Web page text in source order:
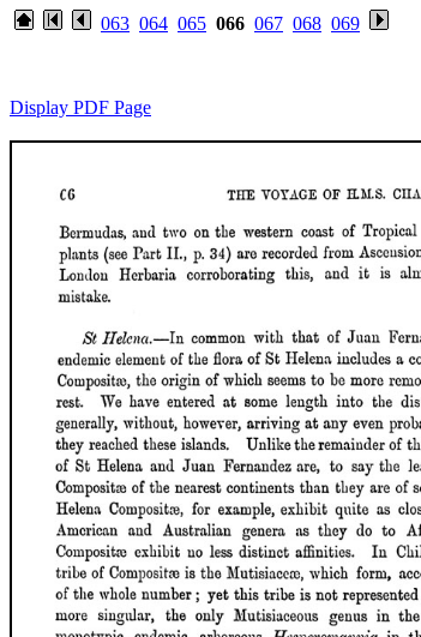
063 064 065 066 067 068 069
Display PDF Page